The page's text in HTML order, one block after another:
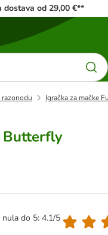
dostava od 29,00 €**
razonodu Igračka za mačke
Butterfly
nula do 5: 4.1/5